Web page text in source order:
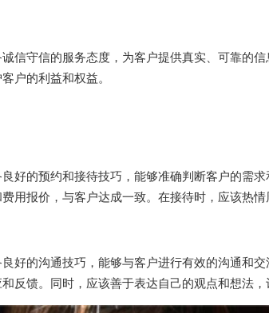
信守信的服务态度，为客户提供真实、可靠的
户的利益和权益。
好的预约和接待技巧，能够准确判断客户的需
用报价，与客户达成一致。在接待时，应该热情
好的沟通技巧，能够与客户进行有效的沟通和
反馈。同时，应该善于表达自己的观点和想法，